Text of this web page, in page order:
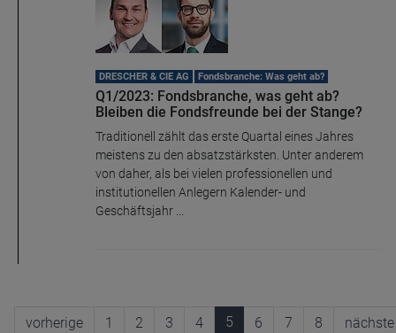
DRESCHER & CIE AG Fondsbranche: Was geht ab?
Q1/2023: Fondsbranche, was geht ab?
Bleiben die Fondsfreunde bei der Stange?
Traditionell zählt das erste Quartal eines Jahres
meistens zu den absatzstärksten. Unter anderem
von daher, als bei vielen professionellen und
institutionellen Anlegern Kalender- und
Geschäftsjahr ...
vorherige 1 2 3 4 5 6 7 8 nächste